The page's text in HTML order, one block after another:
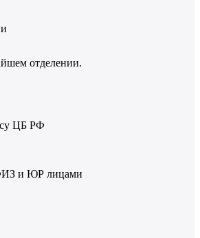
отделении.
ЦБ РФ
и ЮР лицами